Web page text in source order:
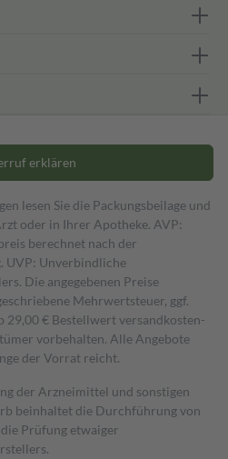
erklären
lesen Sie die Packungsbeilage und
oder in Ihrer Apotheke. AVP:
berechnet nach der
UVP: Unverbindliche
Die angegebenen Preise
Mehrwertsteuer, ggf.
29,00 € Bestell­wert versand­kosten­
vorbehalten. Alle Angebote
der Vorrat reicht.
der Arzneimittel und sonstigen
beinhaltet die Durchführung von
Prüfung etwaiger